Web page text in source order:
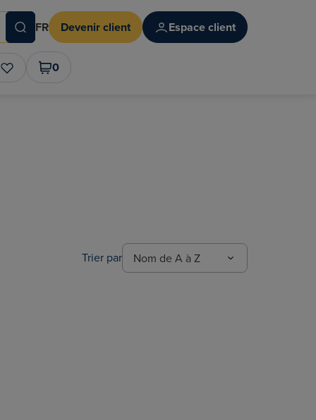
FR Devenir client Espace client
0
Trier par